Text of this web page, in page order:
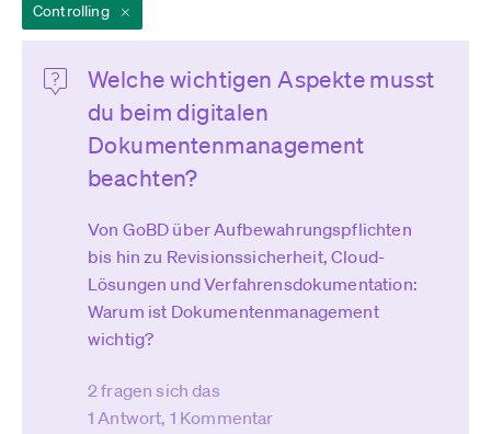
Controlling
Welche wichtigen Aspekte musst
du beim digitalen
Dokumentenmanagement
beachten?
Von GoBD über Aufbewahrungspflichten
bis hin zu Revisionssicherheit, Cloud-
Lösungen und Verfahrensdokumentation:
Warum ist Dokumentenmanagement
wichtig?
2 fragen sich das
1 Antwort, 1 Kommentar